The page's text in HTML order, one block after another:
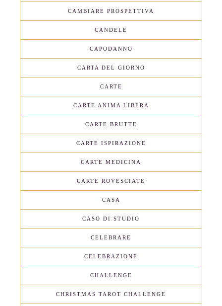
CAMBIARE PROSPETTIVA
CANDELE
CAPODANNO
CARTA DEL GIORNO
CARTE
CARTE ANIMA LIBERA
CARTE BRUTTE
CARTE ISPIRAZIONE
CARTE MEDICINA
CARTE ROVESCIATE
CASA
CASO DI STUDIO
CELEBRARE
CELEBRAZIONE
CHALLENGE
CHRISTMAS TAROT CHALLENGE